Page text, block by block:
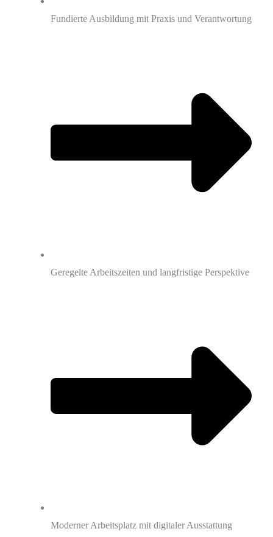
Fundierte Ausbildung mit Praxis und Verantwortung
Geregelte Arbeitszeiten und langfristige Perspektive
Moderner Arbeitsplatz mit digitaler Ausstattung